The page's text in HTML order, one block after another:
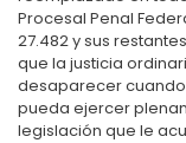
Procesal Penal
27.482 y sus
que la justicia
desaparecer cuando
pueda ejercer
legislación que le